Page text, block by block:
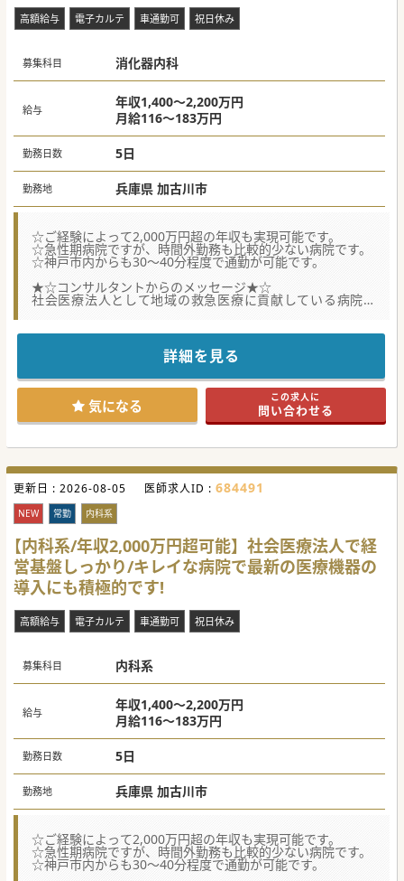
高額給与 電子カルテ 車通勤可 祝日休み
募集科目 消化器内科
給与
年収1,400～2,200万円
月給116～183万円
勤務日数 5日
勤務地 兵庫県 加古川市
☆ご経験によって2,000万円超の年収も実現可能です。
☆急性期病院ですが、時間外勤務も比較的少ない病院です。
☆神戸市内からも30～40分程度で通勤が可能です。
★☆コンサルタントからのメッセージ★☆
社会医療法人として地域の救急医療に貢献している病院で
す。
可能です。
また法人内に老健施設も複数保有してるため、将来的に老健
でといった勤務もご相談可能です。
医療機器の導入は積極的に行っており、各医療機器は最新の
ものが導入されています。
詳細を見る
気になる この求人に
問い合わせる
更新日 : 2026-08-05 医師求人ID : 684491
NEW 常勤 内科系
【内科系/年収2,000万円超可能】社会医療法人で経
営基盤しっかり/キレイな病院で最新の医療機器の
導入にも積極的です!
高額給与 電子カルテ 車通勤可 祝日休み
募集科目 内科系
給与
年収1,400～2,200万円
月給116～183万円
勤務日数 5日
勤務地 兵庫県 加古川市
☆ご経験によって2,000万円超の年収も実現可能です。
☆急性期病院ですが、時間外勤務も比較的少ない病院です。
☆神戸市内からも30～40分程度で通勤が可能です。